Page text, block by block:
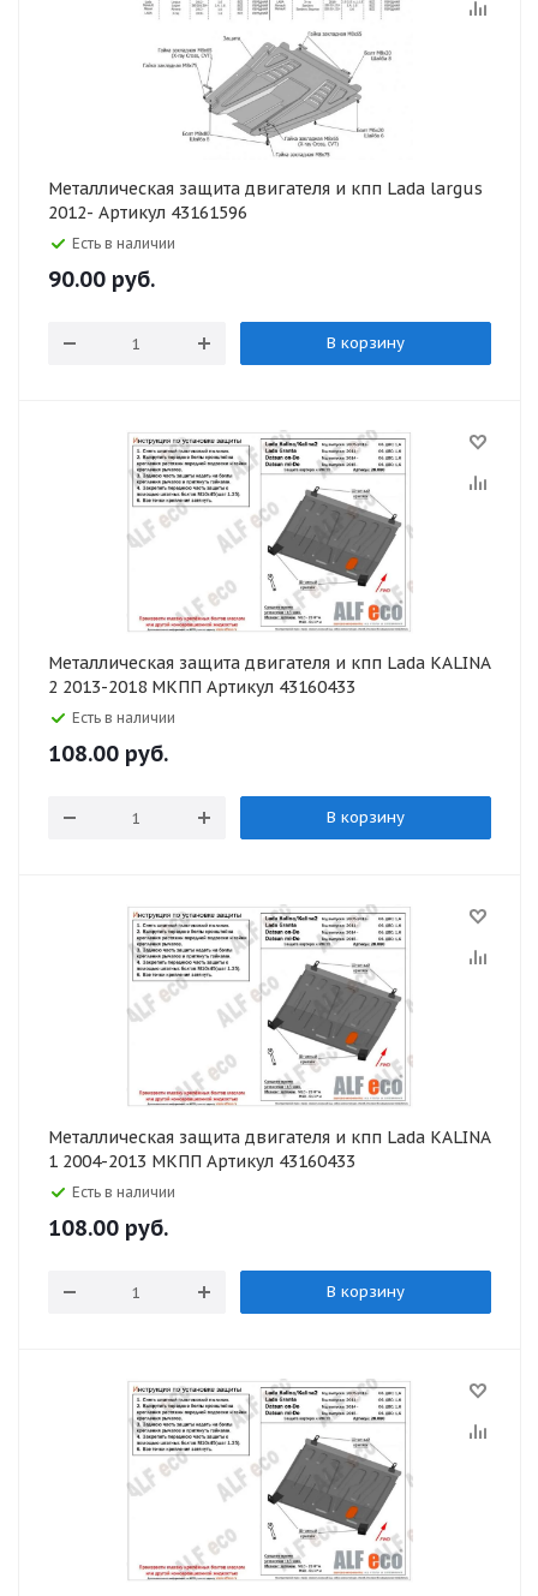
Металлическая защита двигателя и кпп Lada largus
2012- Артикул 43161596
Есть в наличии
90.00 руб.
В корзину
Металлическая защита двигателя и кпп Lada KALINA
2 2013-2018 МКПП Артикул 43160433
Есть в наличии
108.00 руб.
В корзину
Металлическая защита двигателя и кпп Lada KALINA
1 2004-2013 МКПП Артикул 43160433
Есть в наличии
108.00 руб.
В корзину